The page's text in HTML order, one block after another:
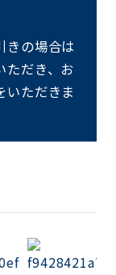
きの場合は
ただき、お
いただきま